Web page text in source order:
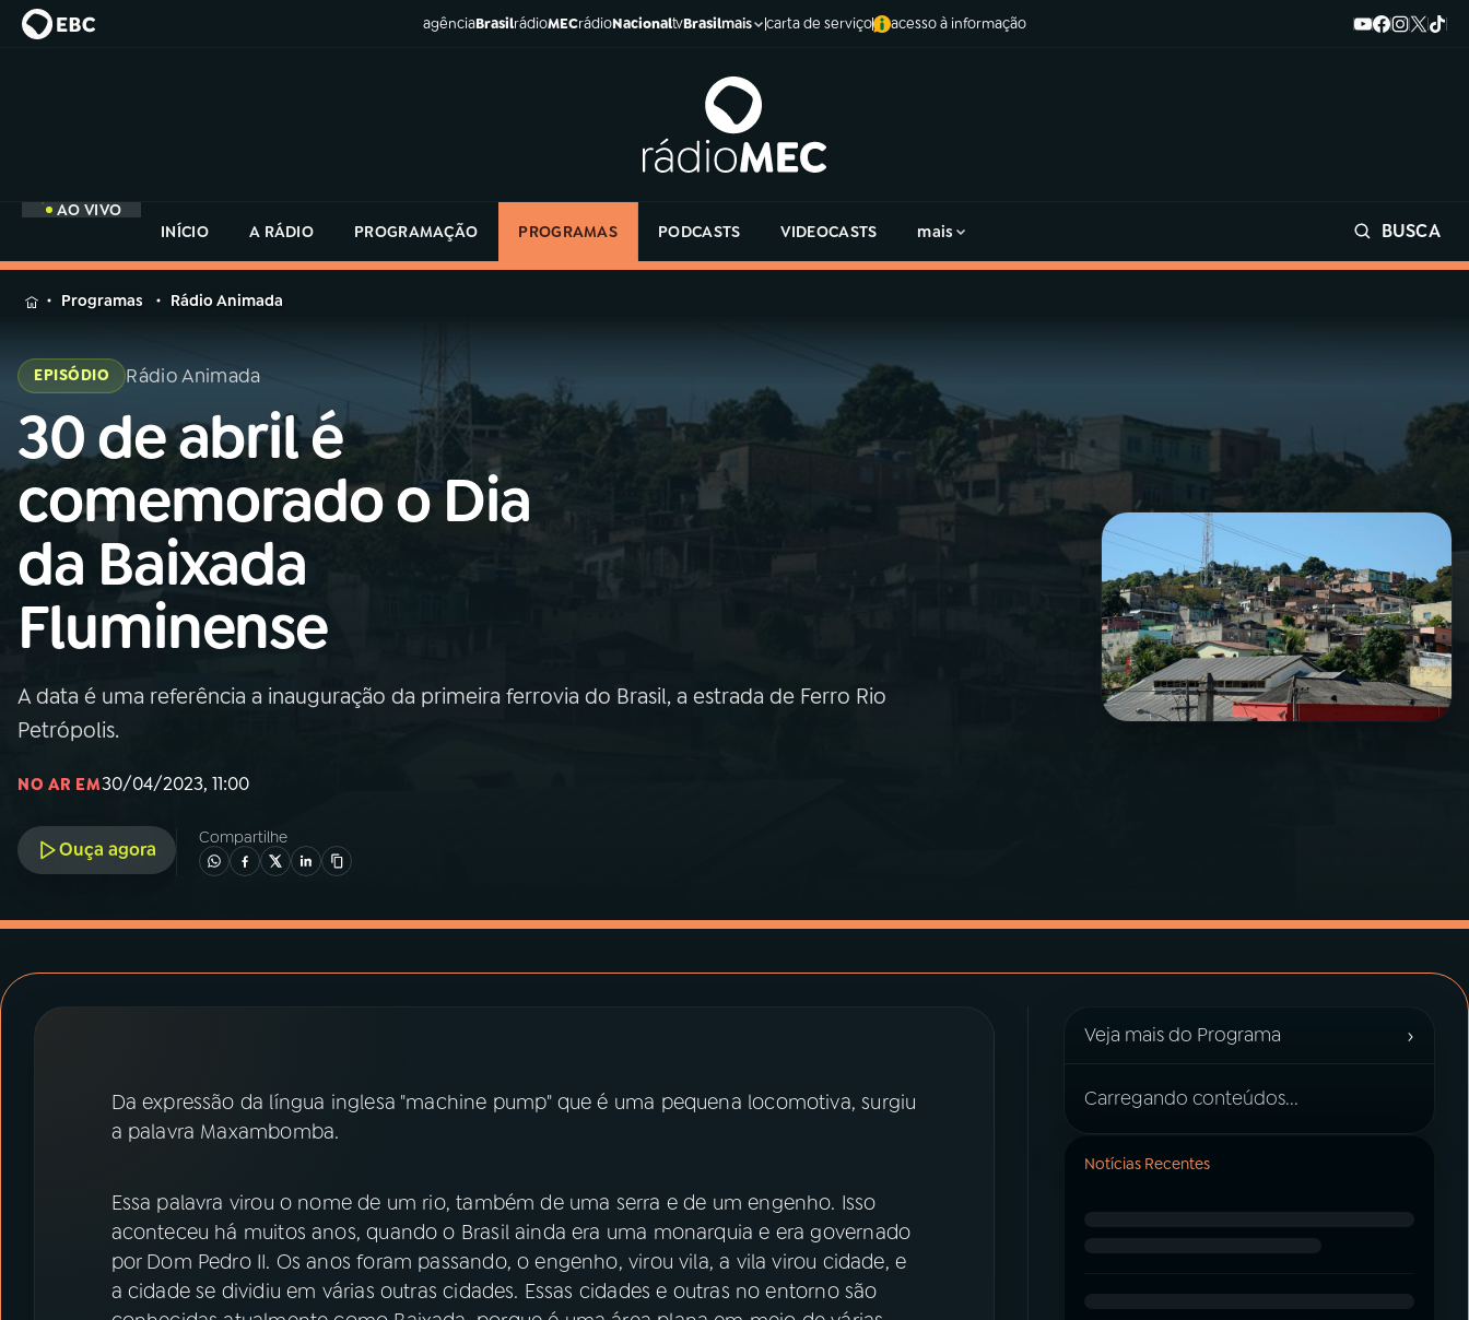
agênciaBrasilrádioMECrádioNacionaltvBrasilmais carta de serviço acesso à informação
AO VIVO
INÍCIO
A RÁDIO PROGRAMAÇÃO PROGRAMAS PODCASTS VIDEOCASTS mais BUSCA
MENU
Buscar
na
Rádio
MEC
AO VIVO
01 INÍCIO
02 A RÁDIO
03PROGRAMAÇÃO
ACOMPANHE A RÁDIO MEC
Instagram X
na
Rádio
Programas Rádio Animada
EPISÓDIO Rádio Animada
30 de abril é
comemorado o Dia
da Baixada
Fluminense
A data é uma referência a inauguração da primeira ferrovia do Brasil, a estrada de Ferro Rio
Petrópolis.
NO AR EM30/04/2023, 11:00
Ouça agora
Compartilhe
Da expressão da língua inglesa "machine pump" que é uma pequena locomotiva, surgiu
a palavra Maxambomba.
Essa palavra virou o nome de um rio, também de uma serra e de um engenho. Isso
aconteceu há muitos anos, quando o Brasil ainda era uma monarquia e era governado
por Dom Pedro II. Os anos foram passando, o engenho, virou vila, a vila virou cidade, e
a cidade se dividiu em várias outras cidades. Essas cidades e outras no entorno são
Veja mais do Programa ›
Carregando conteúdos...
Notícias Recentes